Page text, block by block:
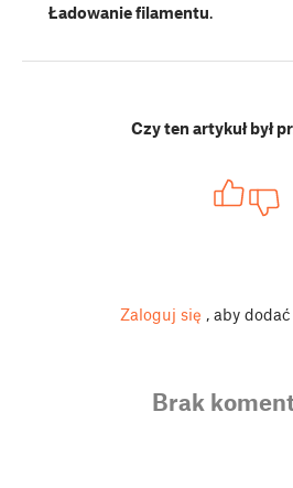
Ładowanie filamentu
Czy ten artykuł był
Zaloguj się , aby
Brak